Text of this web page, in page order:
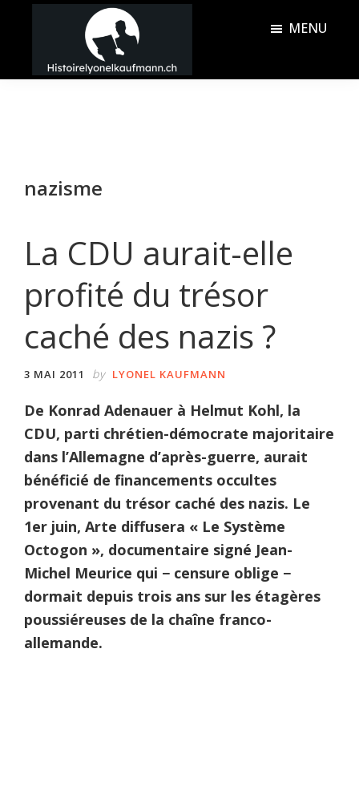
principal
barreHistoire
MENU
nazisme
La CDU aurait-elle
profité du trésor
caché des nazis ?
3 MAI 2011 by LYONEL KAUFMANN
De Konrad Adenauer à Helmut Kohl, la
CDU, parti chrétien-démocrate majoritaire
dans l’Allemagne d’après-guerre, aurait
bénéficié de financements occultes
provenant du trésor caché des nazis. Le
1er juin, Arte diffusera « Le Système
Octogon », documentaire signé Jean-
Michel Meurice qui − censure oblige −
dormait depuis trois ans sur les étagères
poussiéreuses de la chaîne franco-
allemande.